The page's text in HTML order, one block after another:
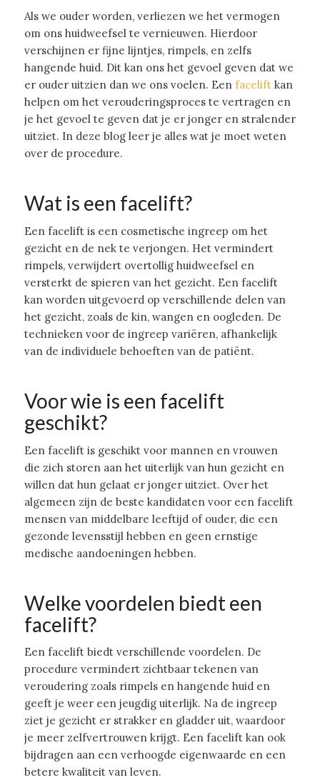
Als we ouder worden, verliezen we het vermogen
om ons huidweefsel te vernieuwen. Hierdoor
verschijnen er fijne lijntjes, rimpels, en zelfs
hangende huid. Dit kan ons het gevoel geven dat we
er ouder uitzien dan we ons voelen. Een faceliftkan
helpen om het verouderingsproces te vertragen en
je het gevoel te geven dat je er jonger en stralender
uitziet. In deze blog leer je alles wat je moet weten
over de procedure.
Wat is een facelift?
Een facelift is een cosmetische ingreep om het
gezicht en de nek te verjongen. Het vermindert
rimpels, verwijdert overtollig huidweefsel en
versterkt de spieren van het gezicht. Een facelift
kan worden uitgevoerd op verschillende delen van
het gezicht, zoals de kin, wangen en oogleden. De
technieken voor de ingreep variëren, afhankelijk
van de individuele behoeften van de patiënt.
Voor wie is een facelift
geschikt?
Een facelift is geschikt voor mannen en vrouwen
die zich storen aan het uiterlijk van hun gezicht en
willen dat hun gelaat er jonger uitziet. Over het
algemeen zijn de beste kandidaten voor een facelift
mensen van middelbare leeftijd of ouder, die een
gezonde levensstijl hebben en geen ernstige
medische aandoeningen hebben.
Welke voordelen biedt een
facelift?
Een facelift biedt verschillende voordelen. De
procedure vermindert zichtbaar tekenen van
veroudering zoals rimpels en hangende huid en
geeft je weer een jeugdig uiterlijk. Na de ingreep
ziet je gezicht er strakker en gladder uit, waardoor
je meer zelfvertrouwen krijgt. Een facelift kan ook
bijdragen aan een verhoogde eigenwaarde en een
betere kwaliteit van leven.